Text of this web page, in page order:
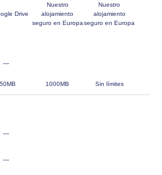
Drive
Nuestro
alojamiento
seguro en Europa
Nuestro
alojamiento
seguro en Europa
—
1000MB Sin límites
—
—